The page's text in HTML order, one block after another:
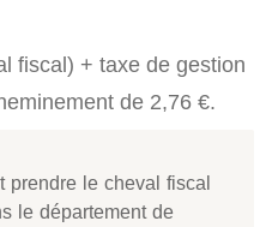
fiscal) + taxe de gestion
de 2,76 €.
prendre le cheval fiscal
le département de